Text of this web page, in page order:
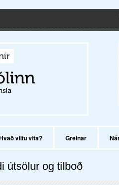
viltu vita? Greinar
útsölur og tilboð